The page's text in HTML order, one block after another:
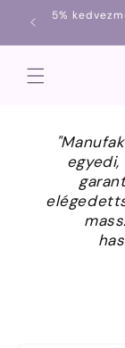
Ugrás a
tartalomhoz
5%